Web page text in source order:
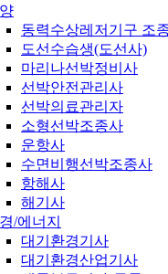
동력수상레저기구 조
도선수습생(도선사)
마리나선박정비사
선박안전관리사
선박의료관리자
소형선박조종사
운항사
수면비행선박조종사
항해사
해기사
/에너지
대기환경기사
대기환경산업기사